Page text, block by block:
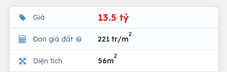
Giá 13.5 tỷ
Đơn giá đất 221 tr/m
2
Diện tích 56m
2